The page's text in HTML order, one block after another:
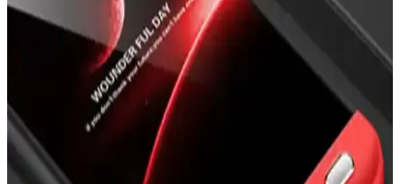
Prolysus'un Samsung Galaxy M31 uyumlu kapaklı standlı cüzdan
kılıfı, yüksek kaliteli malzeme ve fonksiyonellik sunar. Estetik
tasarımıyla kullanıcı memnuniyetini artırırken, koruma ve kullanım
En İyi iPhone Kılıfları: Dayanıklılık, Tasarım ve
Koruma Özellikleri Analizi
İşte iPhone'unuzu koruyan en iyi kılıflar, dayanıklılık, tasarım ve
koruma seviyeleriyle ilgili detaylar ve güncel trendler hakkında bilgi.